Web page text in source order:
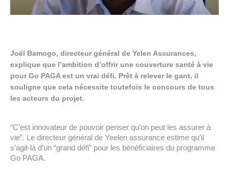
Joël Bamogo, directeur général de Yelen Assurances,
explique que l’ambition d’offrir une couverture santé à vie
pour Go PAGA est un vrai défi. Prêt à relever le gant, il
souligne que cela nécessite toutefois le concours de tous
les acteurs du projet.
“C’est innovateur de pouvoir penser qu’on peut les assurer à
vie”. Le directeur général de Yeelen assurance estime qu’il
s’agit-là d’un “grand défi” pour les bénéficiaires du programme
Go PAGA.